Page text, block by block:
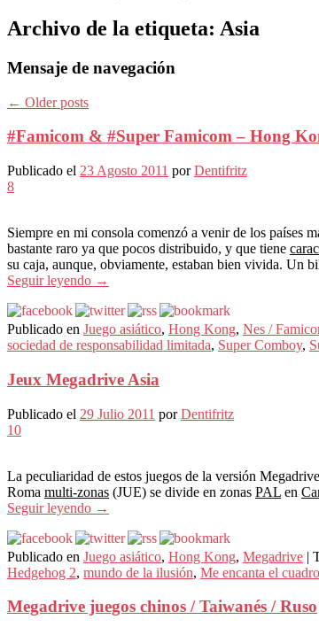
Archivo de la etiqueta: Asia
Mensaje de navegación
← Older posts
#Famicom & #Super Famicom – Hong
Publicado el 23 Agosto 2011 porDentifritz
8
Siempre en mi consola comenzó a venir de los países
bastante raro ya que pocos distribuido, y que tiene
su caja, aunque, obviamente, estaban bien vivida. Un
Seguir leyendo →
Publicado en Juego asiático, Hong Kong, Nes /
sociedad de responsabilidad limitada, Super Comboy,
Jeux Megadrive Asia
Publicado el 29 Julio 2011 porDentifritz
10
La peculiaridad de estos juegos de la versión Megadrive
Roma multi-zonas (JUE) se divide en zonas PAL en
Seguir leyendo →
Publicado en Juego asiático, Hong Kong, Megadrive |
Hedgehog 2, mundo de la ilusión, Me encanta el
Megadrive juegos chinos / Taiwanés / Ruso